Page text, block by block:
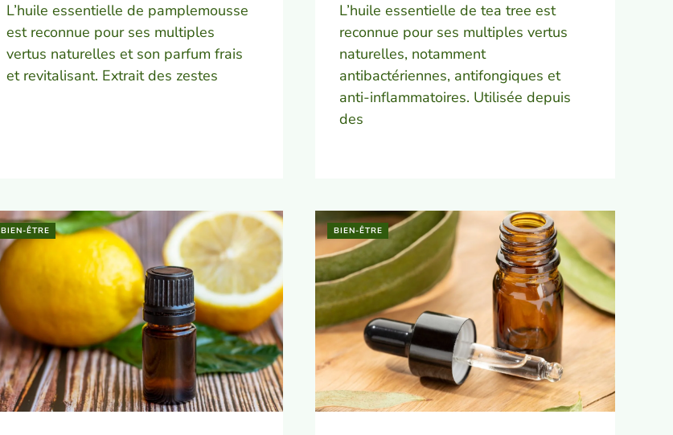
L’huile essentielle de pamplemousse
est reconnue pour ses multiples
vertus naturelles et son parfum frais
et revitalisant. Extrait des zestes
L’huile essentielle de tea tree est
reconnue pour ses multiples vertus
naturelles, notamment
antibactériennes, antifongiques et
anti-inflammatoires. Utilisée depuis
des
BIEN-ÊTRE BIEN-ÊTRE